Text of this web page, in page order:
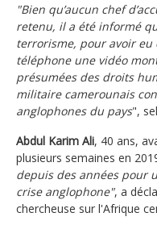
"Bien qu’aucun chef
retenu, il a été informé
terrorisme, pour avoir eu
téléphone une vidéo
présumées des droits
militaire camerounais
anglophones du pays",
Abdul Karim Ali, 40 ans,
plusieurs semaines en
depuis des années pour
crise anglophone", a
chercheuse sur l'Afrique